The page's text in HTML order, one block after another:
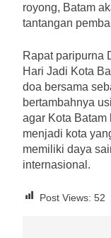
royong, Batam
tantangan
Rapat paripurna
Hari Jadi Kota
doa bersama
bertambahnya
agar Kota Batam
menjadi kota
memiliki daya
internasional.
Post Views: 52